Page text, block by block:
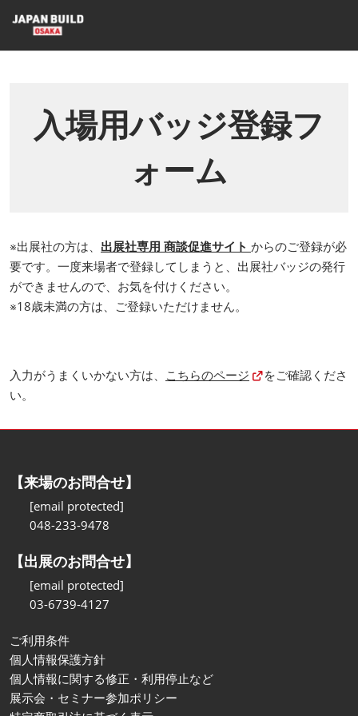
キ
ッ
入場用バッジ登録フ
ォーム
※出展社の方は、 出展社専用 商談促進サイト からのご登録が必
要です。一度来場者で登録してしまうと、出展社バッジの発行
ができませんので、お気を付けください。
※18歳未満の方は、ご登録いただけません。
入力がうまくいかない方は、 こちらのページ
をご確認くださ
い。
【来場のお問合せ】
[email protected]
048-233-9478
【出展のお問合せ】
[email protected]
03-6739-4127
ご利用条件
個人情報保護方針
個人情報に関する修正・利用停止など
展示会・セミナー参加ポリシー